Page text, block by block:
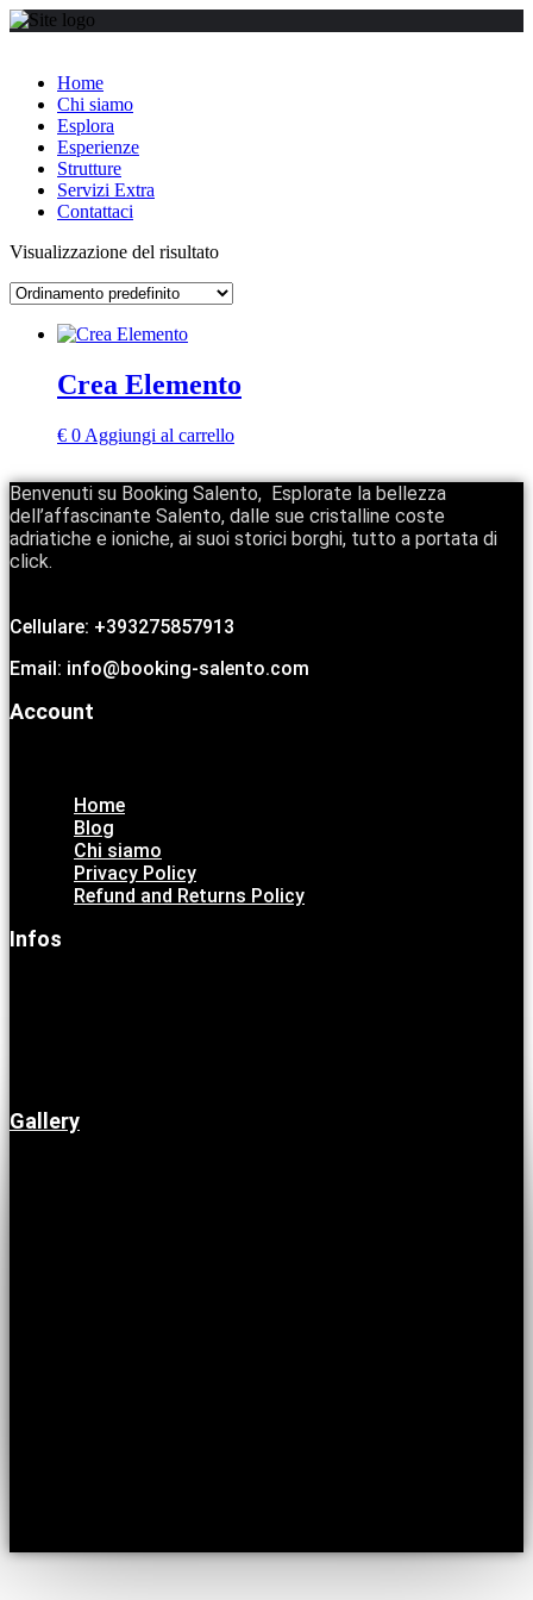
Home
Chi siamo
Esplora
Esperienze
Strutture
Servizi Extra
Contattaci
Visualizzazione del risultato
Crea Elemento
€ 0 Aggiungi al carrello
Benvenuti su Booking Salento, Esplorate la bellezza
dell’affascinante Salento, dalle sue cristalline coste
adriatiche e ioniche, ai suoi storici borghi, tutto a portata di
click.
Cellulare: +393275857913
Email: info@booking-salento.com
Account
Home
Blog
Chi siamo
Privacy Policy
Refund and Returns Policy
Infos
Gallery